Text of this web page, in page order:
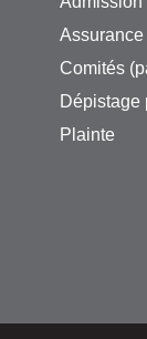
Assurance
Comités
Dépistage
Plainte